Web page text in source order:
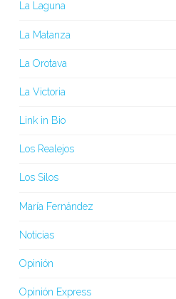
La Laguna
La Matanza
La Orotava
La Victoria
Link in Bio
Los Realejos
Los Silos
María Fernández
Noticias
Opinión
Opinión Express